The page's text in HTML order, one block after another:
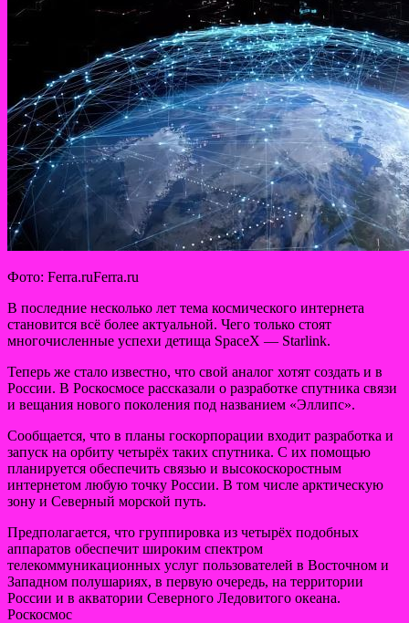
Фото: Ferra.ruFerra.ru
В последние несколько лет тема космического интернета
становится всё более актуальной. Чего только стоят
многочисленные успехи детища SpaceX — Starlink.
Теперь же стало известно, что свой аналог хотят создать и в
России. В Роскосмосе рассказали о разработке спутника связи
и вещания нового поколения под названием «Эллипс».
Сообщается, что в планы госкорпорации входит разработка и
запуск на орбиту четырёх таких спутника. С их помощью
планируется обеспечить связью и высокоскоростным
интернетом любую точку России. В том числе арктическую
зону и Северный морской путь.
Предполагается, что группировка из четырёх подобных
аппаратов обеспечит широким спектром
телекоммуникационных услуг пользователей в Восточном и
Западном полушариях, в первую очередь, на территории
России и в акватории Северного Ледовитого океана.
Роскосмос